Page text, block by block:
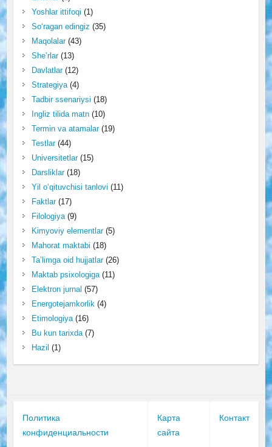
Yoshlar ittifoqi (1)
So‘ragan edingiz (35)
Maqolalar(43)
She’rlar(13)
Davlatlar(12)
Strategiya(4)
Tadbir ssenariysi (18)
Ingliz tilida matn(10)
Termin va atamalar(19)
Testlar(44)
Universitetlar(15)
Darsliklar(18)
Yil o‘qituvchisi tanlovi (11)
Faktlar(17)
Filologiya(9)
Kimyoviy elementlar(5)
Mahorat maktabi (18)
Ta’limga oid hujjatlar(26)
Maktab psixologiga(11)
Elektron jurnal (57)
Energotejamkorlik(4)
Etimologiya(16)
Bu kun tarixda(7)
Hazil (1)
Политика
конфиденциальности
Карта
сайта
Контакт